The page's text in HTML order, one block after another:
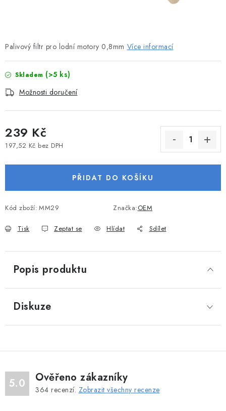
PLASTOVÉ LODĚ A ČLUNY
ŠLAPADLA
VODNÍ SKŮTRY
KATAMARÁNY - PONTON BOAT
VODNÍ SPORTY
PŘÍSLUŠENSTVÍ K ČLUNŮM
PŘÍSLUŠENSTVÍ K MOTORŮM
PŘÍVĚSY K LODÍM
Doprava a platba Servis
Reklamace
Obchodní podmínky
Palivový filtr pro lodní motory 0,8mm Více informací
Skladem (>5 ks)
Možnosti doručení
239 Kč
197,52 Kč bez DPH
PŘIDAT DO KOŠÍKU
Kód zboží: MM29 Značka:OEM
Tisk Zeptat se Hlídat Sdílet
Popis produktu
Diskuze
5.0 Ověřeno zákazníky
364 recenzí. Zobrazit všechny recenze